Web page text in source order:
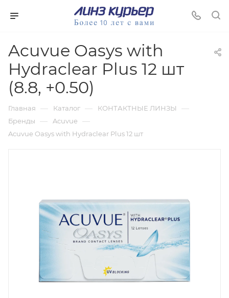
Acuvue Oasys with
Hydraclear Plus 12 шт
(8.8, +0.50)
Главная — Каталог — КОНТАКТНЫЕ ЛИНЗЫ —
Бренды — Acuvue —
Acuvue Oasys with Hydraclear Plus 12 шт